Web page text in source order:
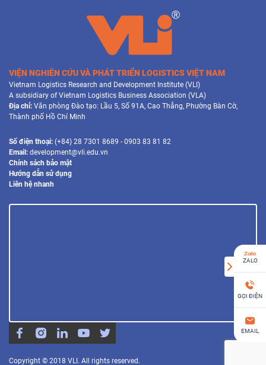
VIỆN NGHIÊN CỨU VÀ PHÁT TRIỂN LOGISTICS VIỆT NAM
Vietnam Logistics Research and Development Institute (VLI)
A subsidiary of Vietnam Logistics Business Association (VLA)
Địa chỉ: Văn phòng Đào tạo: Lầu 5, Số 91A, Cao Thắng, Phường Bàn Cờ,
Thành phố Hồ Chí Minh
Số điện thoại: (+84) 28 7301 8689 - 0903 83 81 82
Email: development@vli.edu.vn
Chính sách bảo mật
Hướng dẫn sử dụng
Liên hệ nhanh
Copyright © 2018 VLI. All rights reserved.
ZALO
GỌI ĐIỆN
EMAIL